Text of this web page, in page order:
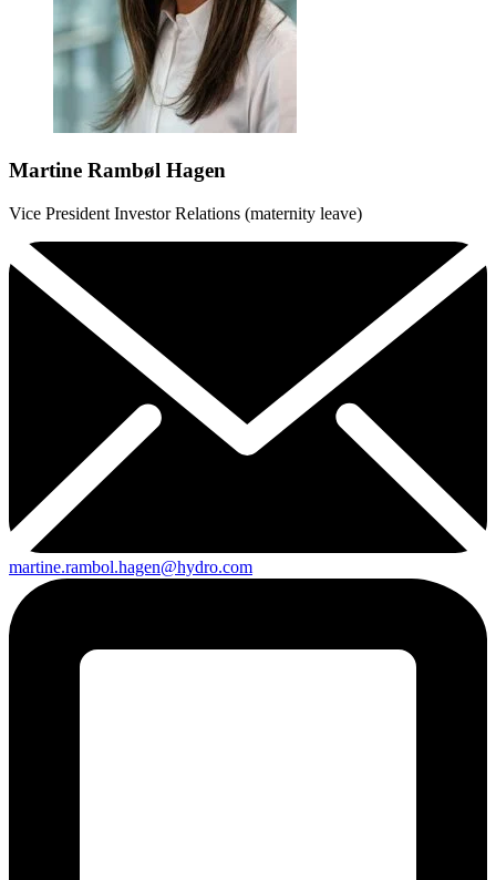
Martine Rambøl Hagen
Vice President Investor Relations (maternity leave)
martine.rambol.hagen@hydro.com